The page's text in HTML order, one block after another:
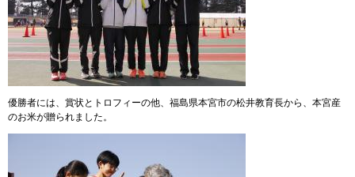
優勝者には、賞状とトロフィーの他、福島県本宮市の松井教育長から、本宮産
のお米が贈られました。